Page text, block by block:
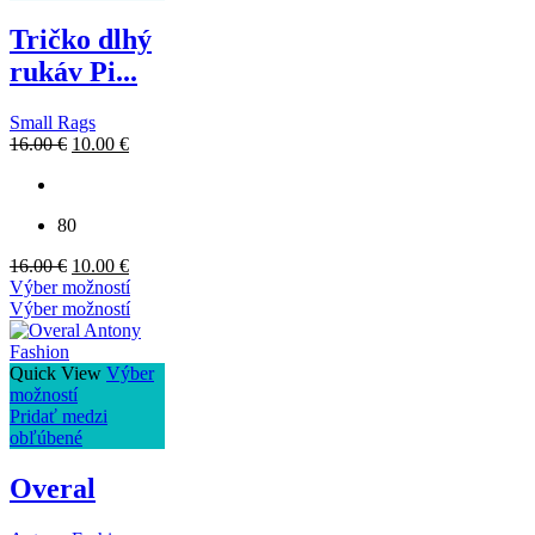
Tričko dlhý
rukáv Pi...
Small Rags
16.00€ 10.00 €
80
16.00€ 10.00 €
Výber možností
Výber možností
Quick View Výber
možností
Pridať medzi
obľúbené
Overal